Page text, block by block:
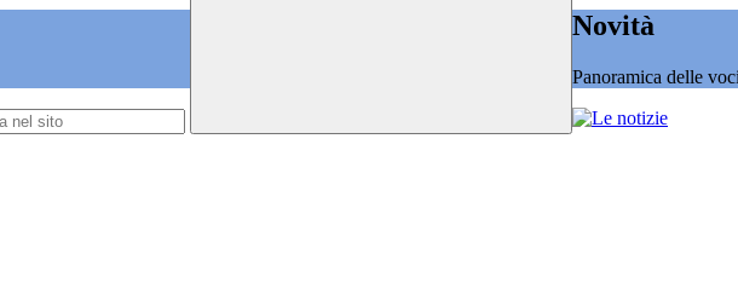
Novità
Panoramica delle